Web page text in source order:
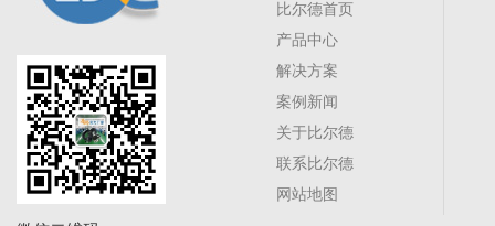
比尔德首页
产品中心
解决方案
案例新闻
关于比尔德
联系比尔德
网站地图